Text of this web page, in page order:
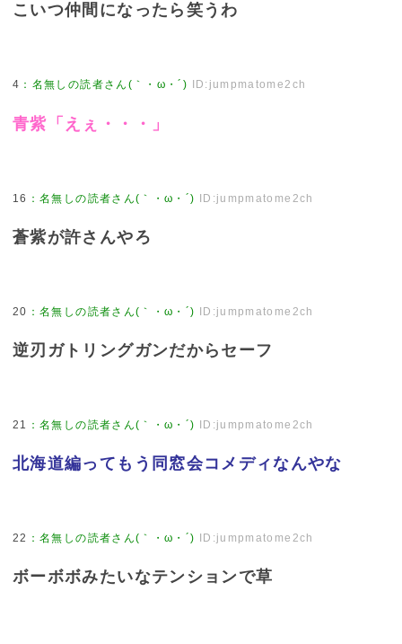
こいつ仲間になったら笑うわ
4 ： 名無しの読者さん(｀・ω・´) ID:jumpmatome2ch
青紫「えぇ・・・」
16 ：名無しの読者さん(｀・ω・´) ID:jumpmatome2ch
蒼紫が許さんやろ
20 ：名無しの読者さん(｀・ω・´) ID:jumpmatome2ch
逆刃ガトリングガンだからセーフ
21 ：名無しの読者さん(｀・ω・´) ID:jumpmatome2ch
北海道編ってもう同窓会コメディなんやな
22 ：名無しの読者さん(｀・ω・´) ID:jumpmatome2ch
ボーボボみたいなテンションで草